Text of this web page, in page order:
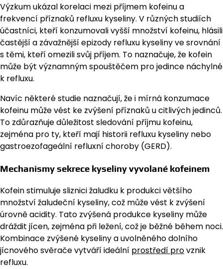
Výzkum ukázal korelaci mezi příjmem kofeinu a
frekvencí příznaků refluxu kyseliny. V různých studiích
účastníci, kteří konzumovali vyšší množství kofeinu, hlásili
častější a závažnější epizody refluxu kyseliny ve srovnání
s těmi, kteří omezili svůj příjem. To naznačuje, že kofein
může být významným spouštěčem pro jedince náchylné
k refluxu.
Navíc některé studie naznačují, že i mírná konzumace
kofeinu může vést ke zvýšení příznaků u citlivých jedinců.
To zdůrazňuje důležitost sledování příjmu kofeinu,
zejména pro ty, kteří mají historii refluxu kyseliny nebo
gastroezofageální refluxní choroby (GERD).
Mechanismy sekrece kyseliny vyvolané kofeinem
Kofein stimuluje sliznici žaludku k produkci většího
množství žaludeční kyseliny, což může vést k zvýšení
úrovně acidity. Tato zvýšená produkce kyseliny může
dráždit jícen, zejména při ležení, což je běžné během noci.
Kombinace zvýšené kyseliny a uvolněného dolního
jícnového svěrače vytváří ideální prostředí provznik
refluxu.